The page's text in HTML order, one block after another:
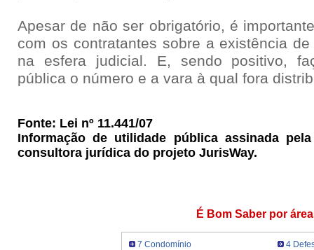
Apesar de não ser obrigatório, é
com os contratantes sobre a existência
na esfera judicial. E, sendo positivo,
pública o número e a vara à qual fora
Fonte: Lei nº 11.441/07
Informação de utilidade pública assinada
consultora jurídica do projeto JurisWay.
É Bom Saber por
7 Condomínio
4